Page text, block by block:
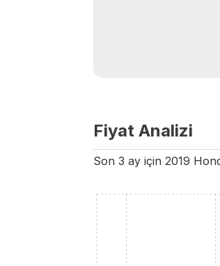
Fiyat Analizi
Son 3 ay için 2019